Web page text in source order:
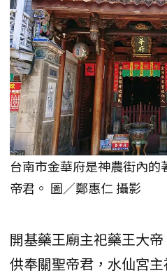
台南市金華府是神農街內
帝君。 圖／鄭惠仁 攝影
開基藥王廟主祀藥王大
供奉關聖帝君，水仙宮